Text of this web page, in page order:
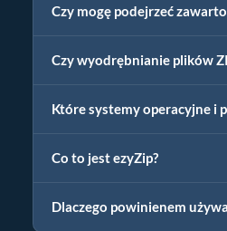
Czy mogę podejrzeć
Czy wyodrębnianie plików
Które systemy operacyjne i
Co to jest ezyZip?
Dlaczego powinienem